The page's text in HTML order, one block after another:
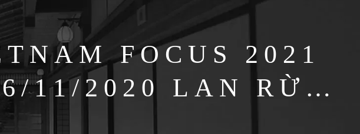
FOCUS 2021
11/2020 LAN RỪNG